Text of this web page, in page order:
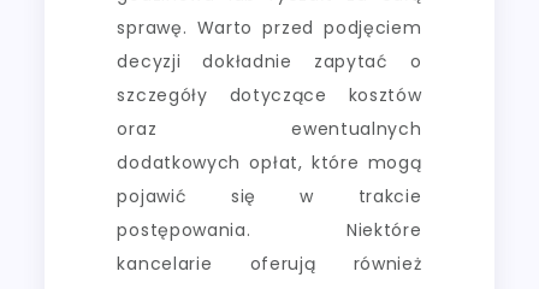
sprawę. Warto przed podjęciem
decyzji dokładnie zapytać o
szczegóły dotyczące kosztów
oraz ewentualnych
dodatkowych opłat, które mogą
pojawić się w trakcie
postępowania. Niektóre
kancelarie oferują również